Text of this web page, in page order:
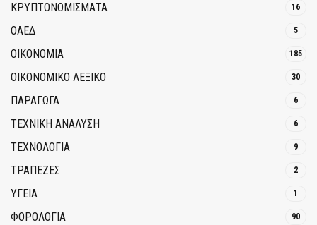
ΚΡΥΠΤΟΝΟΜΊΣΜΑΤΑ 16
ΟΑΕΔ 5
ΟΙΚΟΝΟΜΙΑ 185
ΟΙΚΟΝΟΜΙΚΟ ΛΕΞΙΚΟ 30
ΠΑΡΑΓΩΓΑ 6
ΤΕΧΝΙΚΗ ΑΝΑΛΥΣΗ 6
ΤΕΧΝΟΛΟΓΙΑ 9
ΤΡΆΠΕΖΕΣ 2
ΥΓΕΙΑ 1
ΦΟΡΟΛΟΓΙΑ 90